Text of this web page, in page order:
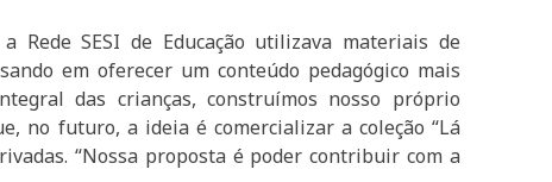
Rede SESI de Educação utilizava materiais de
em oferecer um conteúdo pedagógico mais
das crianças, construímos nosso próprio
no futuro, a ideia é comercializar a coleção “Lá
“Nossa proposta é poder contribuir com a